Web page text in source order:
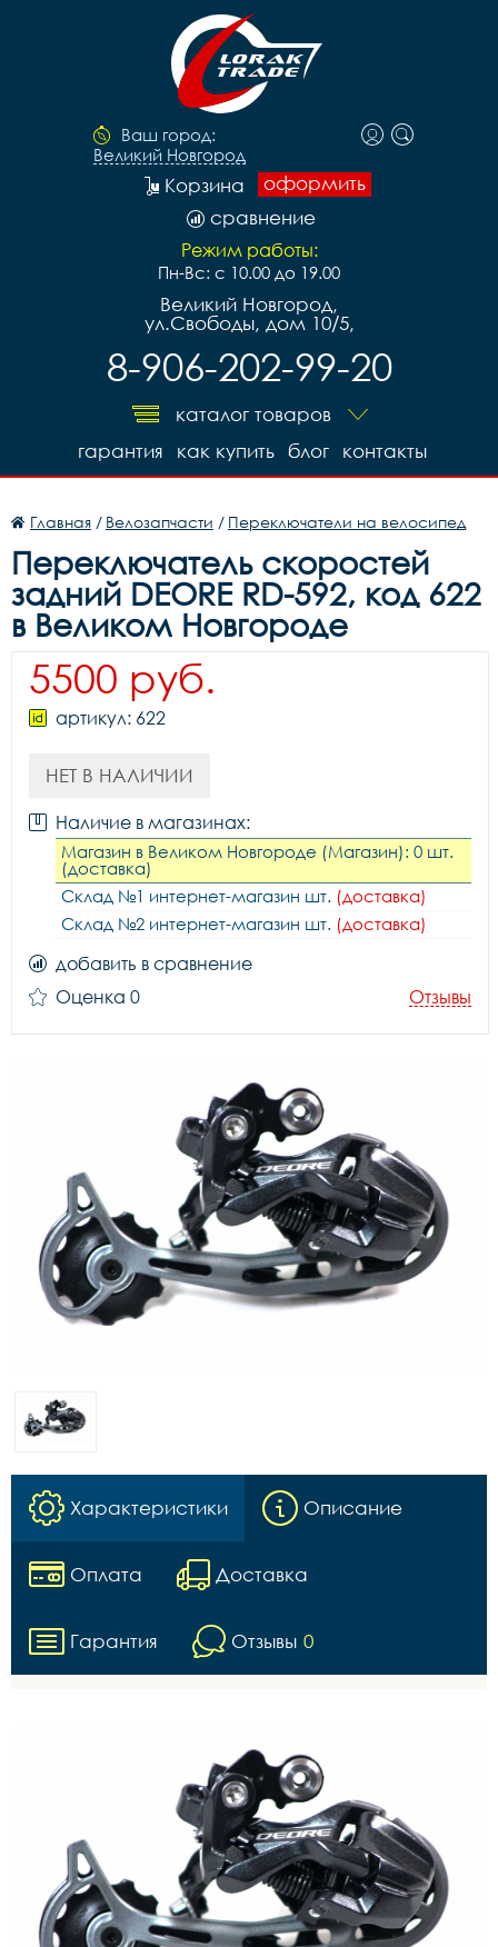
Ваш город:
Великий Новгород
оформить
Корзина
сравнение
Режим работы:
Пн-Вс: с 10.00 до 19.00
Великий Новгород,
ул.Свободы, дом 10/5,
8-906-202-99-20
каталог товаров
контакты
блог
как купить
гарантия
Главная / Велозапчасти / Переключатели на велосипед
Переключатель скоростей
задний DEORE RD-592, код 622
в Великом Новгороде
5500 руб.
артикул: 622
НЕТ В НАЛИЧИИ
Наличие в магазинах:
Магазин в Великом Новгороде (Магазин): 0 шт.
(доставка)
Склад №1 интернет-магазин шт. (доставка)
Склад №2 интернет-магазин шт. (доставка)
добавить в сравнение
Оценка 0
Отзывы
Характеристики Описание
Оплата Доставка
Гарантия Отзывы 0